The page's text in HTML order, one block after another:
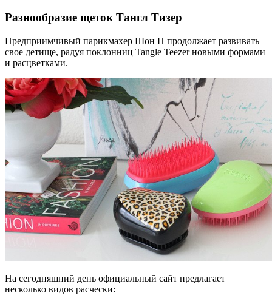
Разнообразие щеток Тангл Тизер
Предприимчивый парикмахер Шон П продолжает развивать
свое детище, радуя поклонниц Tangle Teezer новыми формами
и расцветками.
На сегодняшний день официальный сайт предлагает
несколько видов расчески: